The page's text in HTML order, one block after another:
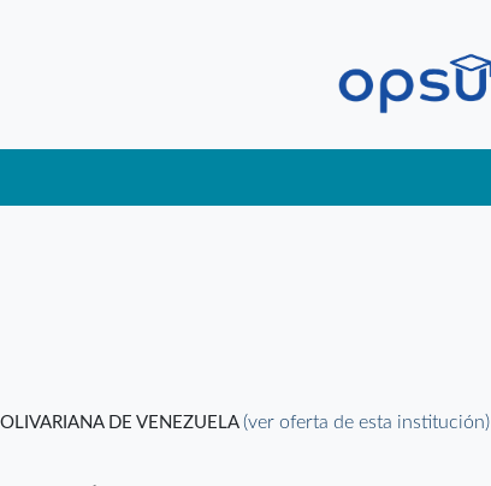
DE VENEZUELA(ver oferta de esta institución)